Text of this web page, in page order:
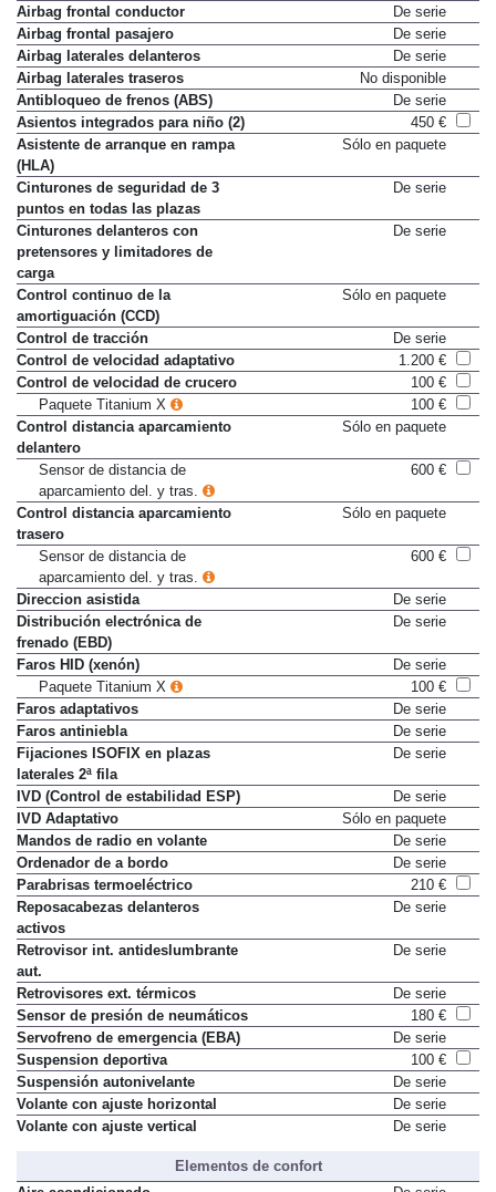
Airbag frontal conductor
De serie
Airbag frontal pasajero
De serie
Airbag laterales delanteros
De serie
Airbag laterales traseros
No disponible
Antibloqueo de frenos (ABS)
De serie
Asientos integrados para niño (2)
450 €
Asistente de arranque en rampa
(HLA)
Sólo en paquete
Cinturones de seguridad de 3
puntos en todas las plazas
De serie
Cinturones delanteros con
pretensores y limitadores de
carga
De serie
Control continuo de la
amortiguación (CCD)
Sólo en paquete
Control de tracción
De serie
Control de velocidad adaptativo
1.200 €
Control de velocidad de crucero
100 €
Paquete Titanium X
100 €
Control distancia aparcamiento
delantero
Sólo en paquete
Sensor de distancia de
aparcamiento del. y tras.
600 €
Control distancia aparcamiento
trasero
Sólo en paquete
Sensor de distancia de
aparcamiento del. y tras.
600 €
Direccion asistida
De serie
Distribución electrónica de
frenado (EBD)
De serie
Faros HID (xenón)
De serie
Paquete Titanium X
100 €
Faros adaptativos
De serie
Faros antiniebla
De serie
Fijaciones ISOFIX en plazas
laterales 2ª fila
De serie
IVD (Control de estabilidad ESP)
De serie
IVD Adaptativo
Sólo en paquete
Mandos de radio en volante
De serie
Ordenador de a bordo
De serie
Parabrisas termoeléctrico
210 €
Reposacabezas delanteros
activos
De serie
Retrovisor int. antideslumbrante
aut.
De serie
Retrovisores ext. térmicos
De serie
Sensor de presión de neumáticos
180 €
Servofreno de emergencia (EBA)
De serie
Suspension deportiva
100 €
Suspensión autonivelante
De serie
Volante con ajuste horizontal
De serie
Volante con ajuste vertical
De serie
Elementos de confort